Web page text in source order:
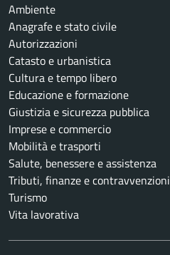
Ambiente
Anagrafe e stato civile
Autorizzazioni
Catasto e urbanistica
Cultura e tempo libero
Educazione e formazione
Giustizia e sicurezza pubblica
Imprese e commercio
Mobilità e trasporti
Salute, benessere e assistenza
Tributi, finanze e contravvenzioni
Turismo
Vita lavorativa